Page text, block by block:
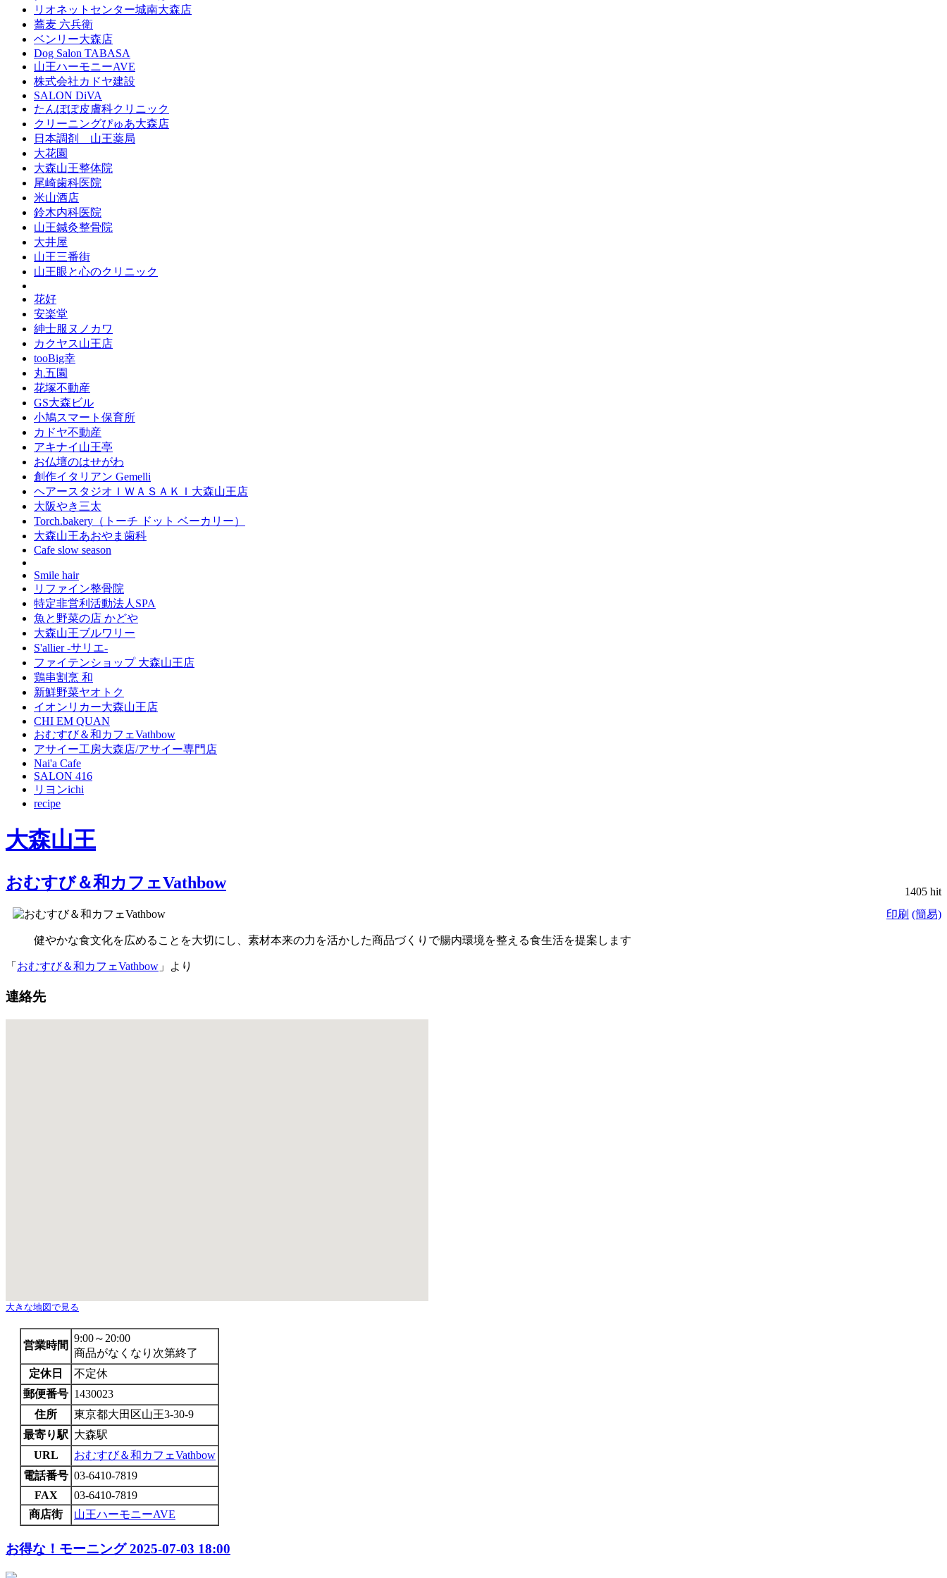
リオネットセンター城南大森店
蕎麦 六兵衛
ベンリー大森店
Dog Salon TABASA
山王ハーモニーAVE
株式会社カドヤ建設
SALON DiVA
たんぽぽ皮膚科クリニック
クリーニングぴゅあ大森店
日本調剤 山王薬局
大花園
大森山王整体院
尾崎歯科医院
米山酒店
鈴木内科医院
山王鍼灸整骨院
大井屋
山王三番街
山王眼と心のクリニック
花好
安楽堂
紳士服ヌノカワ
カクヤス山王店
tooBig幸
丸五園
花塚不動産
GS大森ビル
小鳩スマート保育所
カドヤ不動産
アキナイ山王亭
お仏壇のはせがわ
創作イタリアン Gemelli
ヘアースタジオＩＷＡＳＡＫＩ大森山王店
大阪やき三太
Torch.bakery（トーチ ドット ベーカリー）
大森山王あおやま歯科
Cafe slow season
Smile hair
リファイン整骨院
特定非営利活動法人SPA
魚と野菜の店 かどや
大森山王ブルワリー
S'allier -サリエ-
ファイテンショップ 大森山王店
鶏串割烹 和
新鮮野菜ヤオトク
イオンリカー大森山王店
CHI EM QUAN
おむすび＆和カフェVathbow
アサイー工房大森店/アサイー専門店
Nai'a Cafe
SALON 416
リヨンichi
recipe
大森山王
1405 hit
おむすび＆和カフェVathbow
印刷 (簡易)
健やかな食文化を広めることを大切にし、素材本来の力を活かした商品づくりで腸内環境を整える食生活を提案します
「 おむすび＆和カフェVathbow 」より
連絡先
大きな地図で見る
営業時間
9:00～20:00
商品がなくなり次第終了
定休日
不定休
郵便番号 1430023
住所
東京都大田区山王3-30-9
最寄り駅 大森駅
URL
おむすび＆和カフェVathbow
電話番号 03-6410-7819
FAX
03-6410-7819
商店街
山王ハーモニーAVE
お得な！モーニング2025-07-03 18:00